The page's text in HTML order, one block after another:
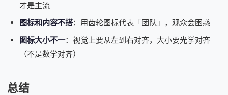
才是主流
图标和内容不搭：用齿轮图标代表「团队」，观众会困惑
图标大小不一：视觉上要从左到右对齐，大小要光学对齐
（不是数学对齐）
总结